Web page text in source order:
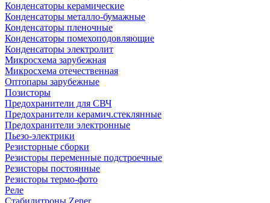
Конденсаторы керамические
Конденсаторы металло-бумажные
Конденсаторы пленочные
Конденсаторы помехоподовляющие
Конденсаторы электролит
Микросхема зарубежная
Микросхема отечественная
Оптопары зарубежные
Позисторы
Предохранители для СВЧ
Предохранители керамич.стеклянные
Предохранители электронные
Пьезо-электрики
Резисторные сборки
Резисторы переменные подстроечные
Резисторы постоянные
Резисторы термо-фото
Реле
Стабилитроны Zener